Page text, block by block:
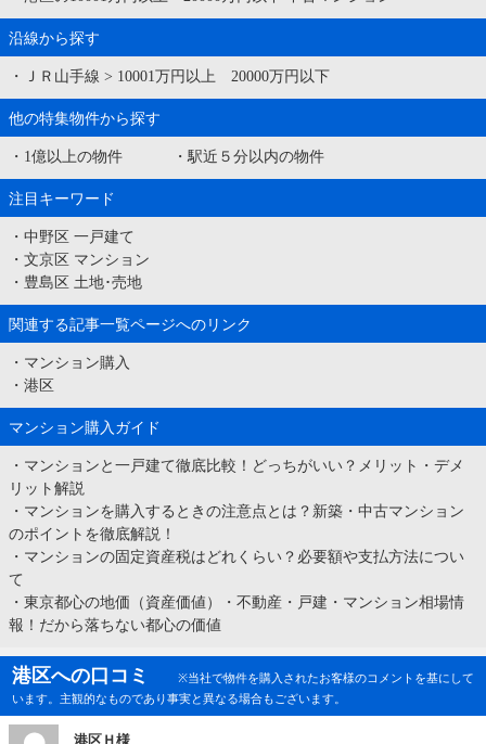
沿線から探す
・ ＪＲ山手線 > 10001万円以上 20000万円以下
他の特集物件から探す
・ 1億以上の物件 ・ 駅近５分以内の物件
注目キーワード
・ 中野区 一戸建て
・ 文京区 マンション
・ 豊島区 土地･売地
関連する記事一覧ページへのリンク
・ マンション購入
・ 港区
マンション購入ガイド
・ マンションと一戸建て徹底比較！どっちがいい？メリット・デメ
リット解説
・ マンションを購入するときの注意点とは？新築・中古マンション
のポイントを徹底解説！
・ マンションの固定資産税はどれくらい？必要額や支払方法につい
て
・ 東京都心の地価（資産価値）・不動産・戸建・マンション相場情
報！だから落ちない都心の価値
港区への口コミ
※当社で物件を購入されたお客様のコメントを基にして
います。主観的なものであり事実と異なる場合もございます。